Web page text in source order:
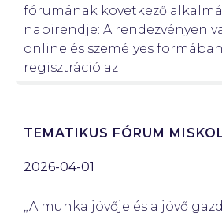
fórumának következő
napirendje: A rendezvényen
online és személyes
regisztráció az
TEMATIKUS FÓRUM
2026-04-01
„A munka jövője és a jövő